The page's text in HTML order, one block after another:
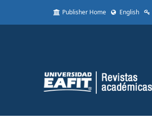
to
Content
Sidebar
Publisher Home English